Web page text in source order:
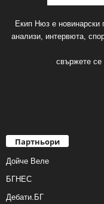
Екип Нюз е новинарски
анализи, интервюта,
свържете се
Партньори
Дойче Веле
БГНЕС
Дебати.БГ